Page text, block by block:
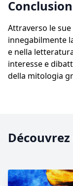
Attraverso le sue
innegabilmente
e nella
interesse e
della mitologia